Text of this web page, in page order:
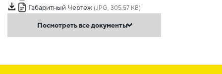
Габаритный Чертеж (JPG, 305.57 KB)
Посмотреть все документы